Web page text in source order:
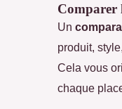
Comparer
Un
produit,
Cela vous
chaque